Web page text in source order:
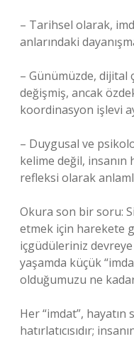
– Tarihsel olarak,
anlarındaki
– Günümüzde, dijital
değişmiş, ancak
koordinasyon işlevi
– Duygusal ve
kelime değil,
refleksi olarak
Okura son bir soru:
etmek için harekete
içgüdüleriniz
yaşamda küçük
olduğumuzu ne
Her “imdat”,
hatırlatıcısıdır;